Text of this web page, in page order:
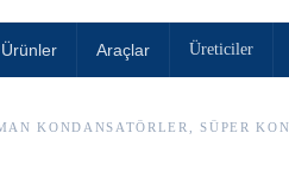
Ürünler Araçlar Üreticiler
KONDANSATÖRLER, SÜPER